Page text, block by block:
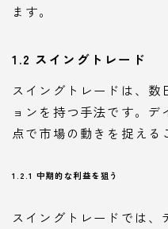
ます。
1.2 スイングトレード
スイングトレードは、
ョンを持つ手法です。
点で市場の動きを捉える
1.2.1 中期的な利益を狙う
スイングトレードでは